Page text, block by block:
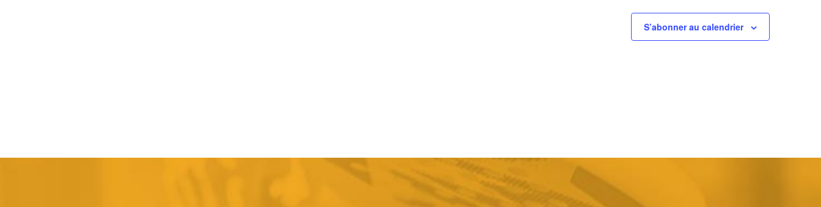
S’abonner au calendrier